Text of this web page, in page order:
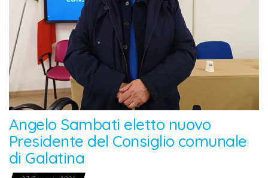
Angelo Sambati eletto nuovo
Presidente del Consiglio comunale
di Galatina